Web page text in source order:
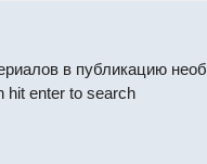
в публикацию
hit enter to search